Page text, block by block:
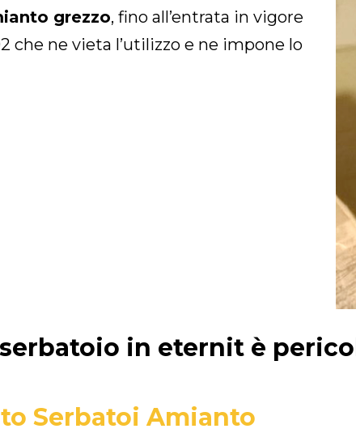
grezzo, fino all’entrata in vigore
che ne vieta l’utilizzo e ne impone lo
in eternit è
Serbatoi Amianto